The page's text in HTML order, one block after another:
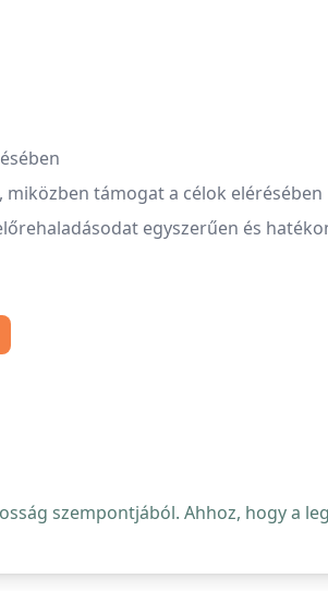
támogat a célok elérésében
egyszerűen és
szempontjából. Ahhoz, hogy a